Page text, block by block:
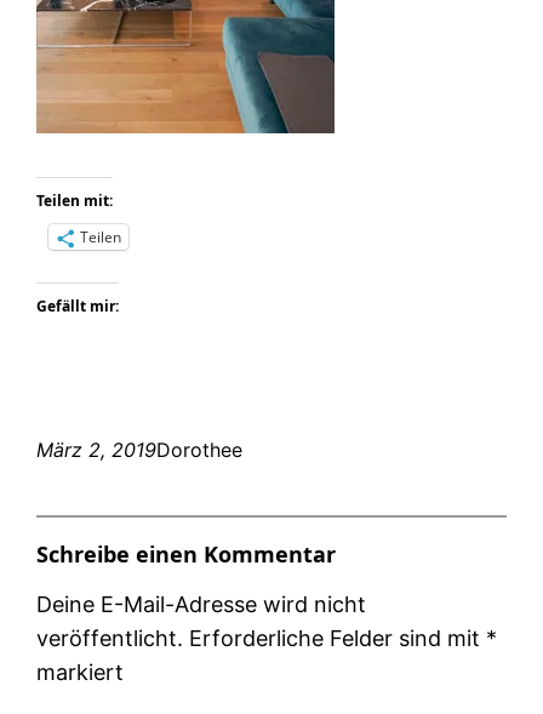
Teilen mit:
Teilen
Gefällt mir:
März 2, 2019Dorothee
Schreibe einen Kommentar
Deine E-Mail-Adresse wird nicht
veröffentlicht. Erforderliche Felder sind mit *
markiert